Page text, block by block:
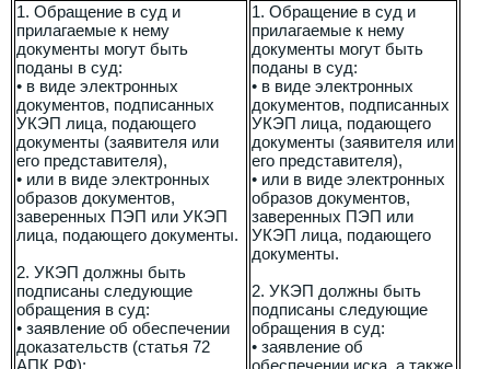
1. Обращение в суд и
прилагаемые к нему
документы могут быть
поданы в суд:
• в виде электронных
документов, подписанных
УКЭП лица, подающего
документы (заявителя или
его представителя),
• или в виде электронных
образов документов,
заверенных ПЭП или УКЭП
лица, подающего документы.
2. УКЭП должны быть
подписаны следующие
обращения в суд:
• заявление об обеспечении
доказательств (статья 72
АПК РФ);
1. Обращение в суд и
прилагаемые к нему
документы могут быть
поданы в суд:
• в виде электронных
документов, подписанных
УКЭП лица, подающего
документы (заявителя или
его представителя),
• или в виде электронных
образов документов,
заверенных ПЭП или
УКЭП лица, подающего
документы.
2. УКЭП должны быть
подписаны следующие
обращения в суд:
• заявление об
обеспечении иска, а также